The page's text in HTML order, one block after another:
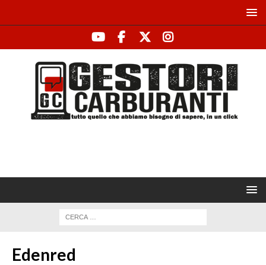
Edenred